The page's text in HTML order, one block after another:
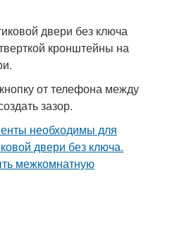
двери без ключа
кронштейны на
от телефона между
зазор.